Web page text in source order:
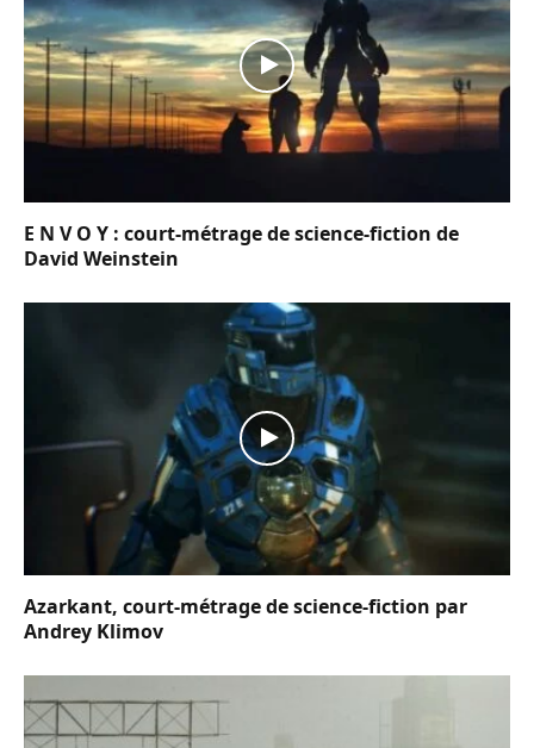
E N V O Y : court-métrage de science-fiction de
David Weinstein
Azarkant, court-métrage de science-fiction par
Andrey Klimov